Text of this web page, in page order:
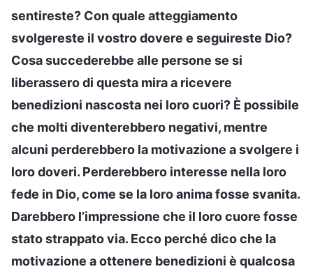
sentireste? Con quale atteggiamento
svolgereste il vostro dovere e seguireste Dio?
Cosa succederebbe alle persone se si
liberassero di questa mira a ricevere
benedizioni nascosta nei loro cuori? È possibile
che molti diventerebbero negativi, mentre
alcuni perderebbero la motivazione a svolgere i
loro doveri. Perderebbero interesse nella loro
fede in Dio, come se la loro anima fosse svanita.
Darebbero l’impressione che il loro cuore fosse
stato strappato via. Ecco perché dico che la
motivazione a ottenere benedizioni è qualcosa